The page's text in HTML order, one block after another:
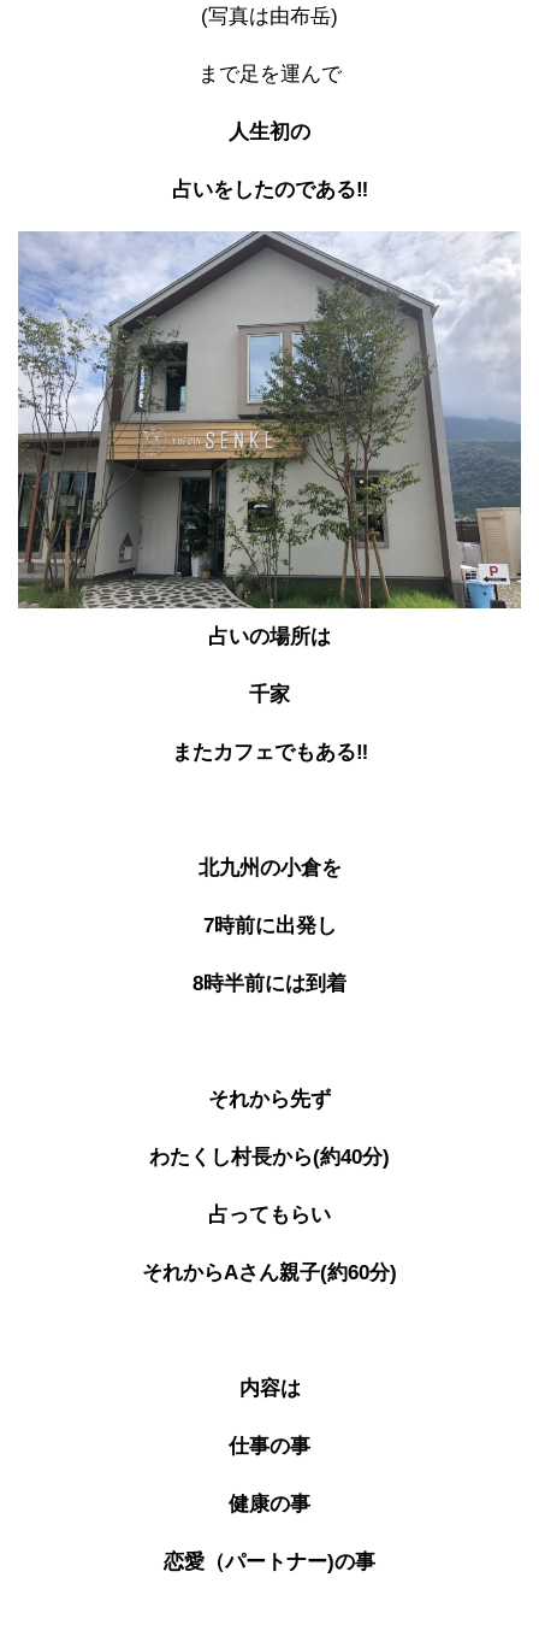
(写真は由布岳)
まで足を運んで
人生初の
占いをしたのである‼
占いの場所は
千家
またカフェでもある‼
北九州の小倉を
7時前に出発し
8時半前には到着
それから先ず
わたくし村長から(約40分)
占ってもらい
それからAさん親子(約60分)
内容は
仕事の事
健康の事
恋愛（パートナー)の事